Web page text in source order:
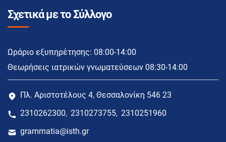
Σχετικά με το Σύλλογο
Ωράριο εξυπηρέτησης: 08:00-14:00
Θεωρήσεις ιατρικών γνωματεύσεων 08:30-14:00
Πλ. Αριστοτέλους 4, Θεσσαλονίκη 546 23
2310262300, 2310273755, 2310251960
grammatia@isth.gr